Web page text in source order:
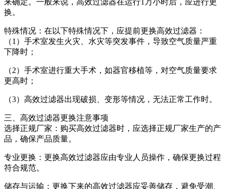
换。
特殊情况：在以下特殊情况下，应提前更换高效过滤器：
（1）手术室发生火灾、水灾等突发事件，导致空气质量严重
下降时；
（2）手术室进行重大手术，如器官移植等，对空气质量要求
更高时；
（3）高效过滤器出现破损、变形等情况，无法正常工作时。
三、高效过滤器更换注意事项
选择正规厂家：购买高效过滤器时，应选择正规厂家生产的产
品，确保产品质量。
专业更换：更换高效过滤器应由专业人员操作，确保更换过程
符合规范。
储存与运输：更换下来的高效过滤器应妥善储存，避免受潮、